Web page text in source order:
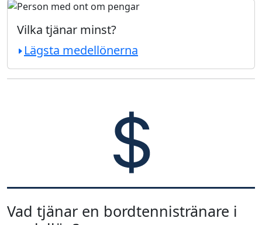
Vilka tjänar minst?
Lägsta medellönerna
Vad tjänar en bordtennistränare i